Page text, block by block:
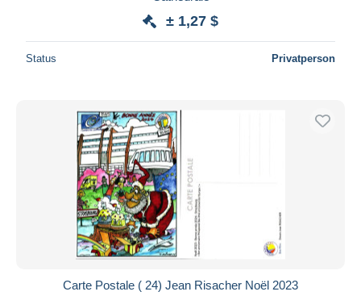
± 1,27 $
Status Privatperson
Carte Postale ( 24) Jean Risacher Noël 2023